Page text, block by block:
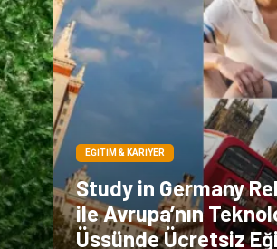
EĞITIM & KARIYER
Study in Germany
ile Avrupa’nın
Üssünde Ücretsiz